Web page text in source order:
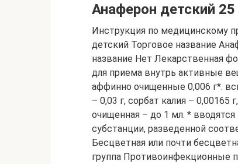
Анаферон детский
Инструкция по медицинскому
детский Торговое название
название Нет Лекарственная
для приема внутрь активные
аффинно очищенные 0,006 г*.
– 0,03 г, сорбат калия – 0,00165
очищенная – до 1 мл. *
субстанции, разведенной
Бесцветная или почти
группа Противоинфекционные